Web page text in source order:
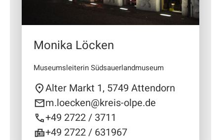
Monika Löcken
Museumsleiterin Südsauerlandmuseum
Alter Markt 1, 5749 Attendorn
m.loecken@kreis-olpe.de
+49 2722 / 3711
+49 2722 / 631967